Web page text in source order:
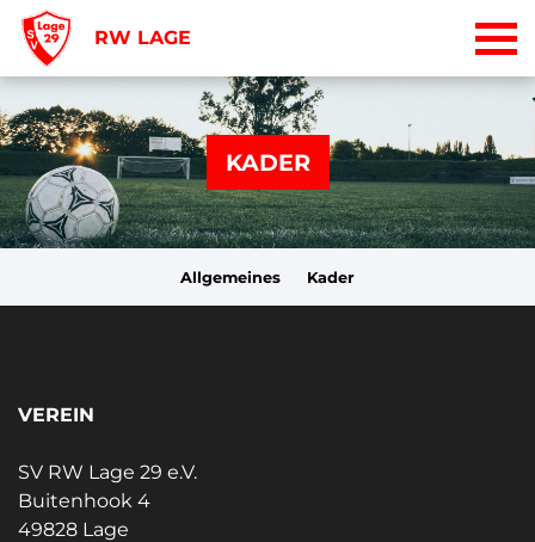
RW LAGE
KADER
Allgemeines Kader
VEREIN
SV RW Lage 29 e.V.
Buitenhook 4
49828 Lage